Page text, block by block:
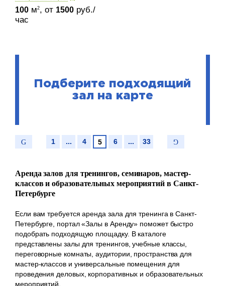
100 м2, от 1500 руб./
час
Подберите подходящий
зал на карте
1 ... 4 5 6 ... 33
Аренда залов для тренингов, семинаров, мастер-
классов и образовательных мероприятий в Санкт-
Петербурге
Если вам требуется аренда зала для тренинга в Санкт-
Петербурге, портал «Залы в Аренду» поможет быстро
подобрать подходящую площадку. В каталоге
представлены залы для тренингов, учебные классы,
переговорные комнаты, аудитории, пространства для
мастер-классов и универсальные помещения для
проведения деловых, корпоративных и образовательных
мероприятий.